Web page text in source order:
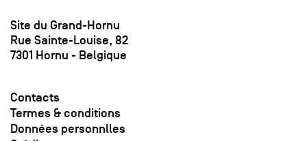
Site du Grand-Hornu
Rue Sainte-Louise, 82
7301 Hornu - Belgique
Contacts
Termes & conditions
Données personnlles